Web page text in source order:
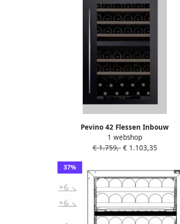
Pevino 42 Flessen Inbouw
Wijnklimaatkast 2 zones Zwart RVS
PI48D-S
1 webshop
€ 1.759,-€ 1.103,35
37%